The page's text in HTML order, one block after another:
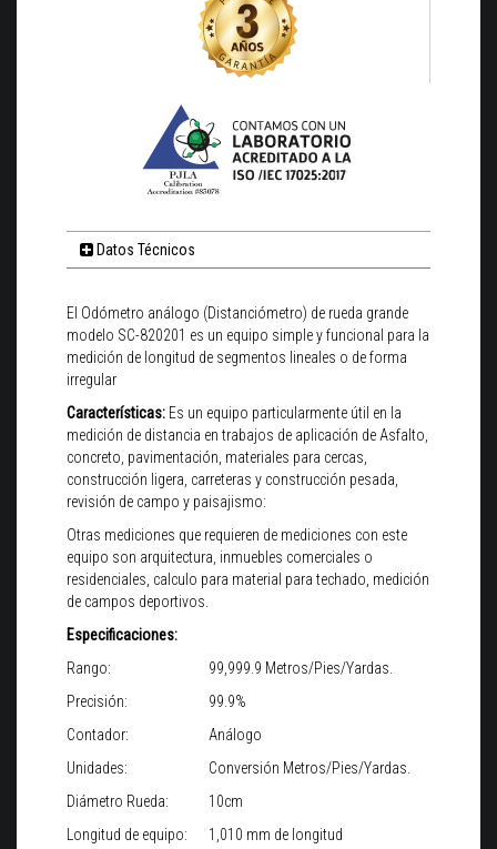
Datos Técnicos
El Odómetro análogo (Distanciómetro) de rueda grande
modelo SC-820201 es un equipo simple y funcional para la
medición de longitud de segmentos lineales o de forma
irregular
Características: Es un equipo particularmente útil en la
medición de distancia en trabajos de aplicación de Asfalto,
concreto, pavimentación, materiales para cercas,
construcción ligera, carreteras y construcción pesada,
revisión de campo y paisajismo:
Otras mediciones que requieren de mediciones con este
equipo son arquitectura, inmuebles comerciales o
residenciales, calculo para material para techado, medición
de campos deportivos.
Especificaciones:
Rango:
99,999.9 Metros/Pies/Yardas.
Precisión:
99.9%
Contador:
Análogo
Unidades:
Conversión Metros/Pies/Yardas.
Diámetro Rueda:
10cm
Longitud de equipo:
1,010 mm de longitud